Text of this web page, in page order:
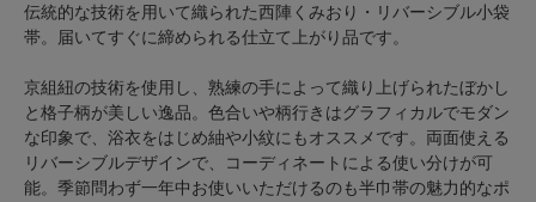
伝統的な技術を用いて織られた西陣くみおり・リバーシブル小袋
帯。届いてすぐに締められる仕立て上がり品です。
京組紐の技術を使用し、熟練の手によって織り上げられたぼかし
と格子柄が美しい逸品。色合いや柄行きはグラフィカルでモダン
な印象で、浴衣をはじめ紬や小紋にもオススメです。両面使える
リバーシブルデザインで、コーディネートによる使い分けが可
能。季節問わず一年中お使いいただけるのも半巾帯の魅力的なポ